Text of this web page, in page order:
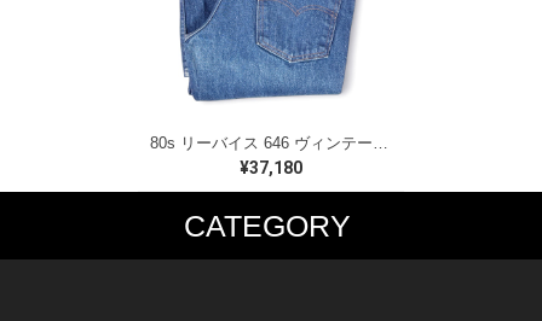
80s リーバイス 646 ヴィンテージデニムパンツ ヴィンテージジーンズ フレア 色残り有り オレンジタブ Levis 大きいサイズ W32 古着 EA0342
¥37,180
CATEGORY
MUSIC TEE T-SHIRTS